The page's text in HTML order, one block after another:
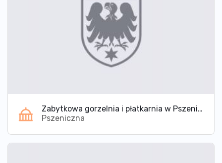
Zabytkowa gorzelnia i płatkarnia w Pszenicznej
Pszeniczna